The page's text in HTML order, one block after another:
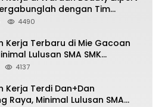
dengan Tim
4490
Kerja Terbaru di Mie Gacoan
Lulusan SMA SMK
4137
Kerja Terdi Dan+Dan
Raya, Minimal Lulusan SMA